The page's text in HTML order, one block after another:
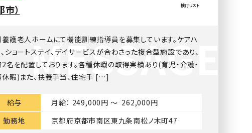
） 検討リスト
護老人ホームにて機能訓練指導員を募集しています。ケアハ
ショートステイ、デイサービスが合わさった複合型施設であり、
名を配置しております。各種休暇の取得実績あり(育児・介護・
暇)また、扶養手当、住宅手 […]
給与
月給： 249,000円 〜 262,000円
勤務地
京都府京都市南区東九条南松ノ木町47